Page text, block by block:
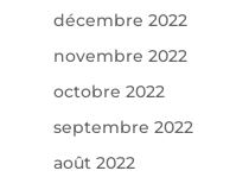
décembre 2022
novembre 2022
octobre 2022
septembre 2022
août 2022